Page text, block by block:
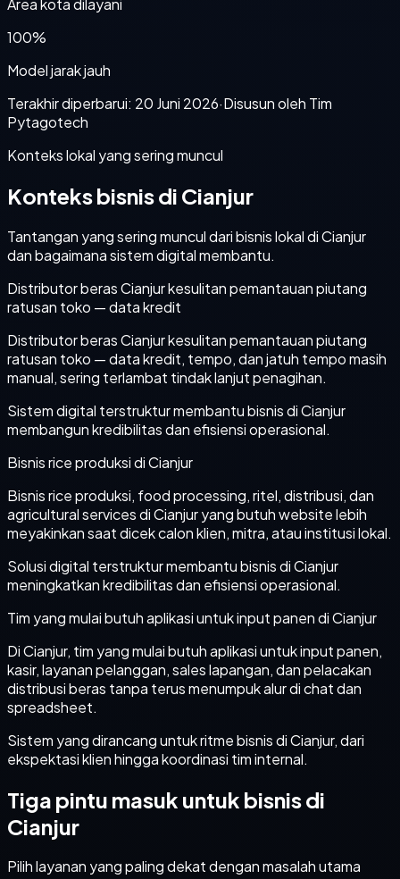
Area kota dilayani
100%
Model jarak jauh
Terakhir diperbarui: 20 Juni 2026·Disusun oleh Tim
Pytagotech
Konteks lokal yang sering muncul
Konteks bisnis di Cianjur
Tantangan yang sering muncul dari bisnis lokal di Cianjur
dan bagaimana sistem digital membantu.
Distributor beras Cianjur kesulitan pemantauan piutang
ratusan toko — data kredit
Distributor beras Cianjur kesulitan pemantauan piutang
ratusan toko — data kredit, tempo, dan jatuh tempo masih
manual, sering terlambat tindak lanjut penagihan.
Sistem digital terstruktur membantu bisnis di Cianjur
membangun kredibilitas dan efisiensi operasional.
Bisnis rice produksi di Cianjur
Bisnis rice produksi, food processing, ritel, distribusi, dan
agricultural services di Cianjur yang butuh website lebih
meyakinkan saat dicek calon klien, mitra, atau institusi lokal.
Solusi digital terstruktur membantu bisnis di Cianjur
meningkatkan kredibilitas dan efisiensi operasional.
Tim yang mulai butuh aplikasi untuk input panen di Cianjur
Di Cianjur, tim yang mulai butuh aplikasi untuk input panen,
kasir, layanan pelanggan, sales lapangan, dan pelacakan
distribusi beras tanpa terus menumpuk alur di chat dan
spreadsheet.
Sistem yang dirancang untuk ritme bisnis di Cianjur, dari
ekspektasi klien hingga koordinasi tim internal.
Tiga pintu masuk untuk bisnis di
Cianjur
Pilih layanan yang paling dekat dengan masalah utama